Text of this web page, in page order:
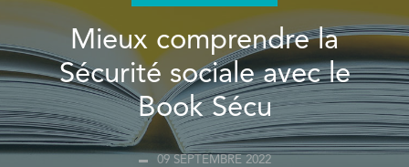
Mieux comprendre la
Sécurité sociale avec le
Book Sécu
09 SEPTEMBRE 2022